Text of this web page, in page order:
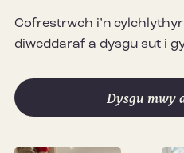
Cofrestrwch i’n
diweddaraf a dysgu sut i
Dysgu mwy